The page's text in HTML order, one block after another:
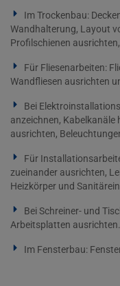
Im Trockenbau:
Wandhalterung, Layout
Profilschienen
Für Fliesenarbeiten:
Wandfliesen ausrichten
Bei
anzeichnen,
ausrichten,
Für
zueinander ausrichten,
Heizkörper und
Bei Schreiner- und
Arbeitsplatten ausrichten.
Im Fensterbau: